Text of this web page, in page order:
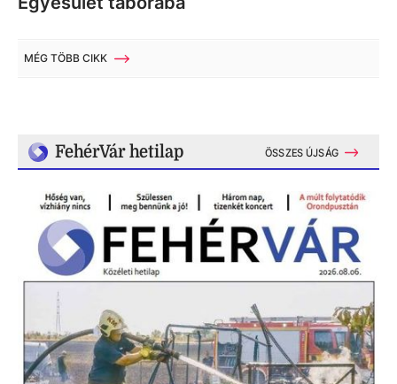
MÉG TÖBB CIKK
FehérVár hetilap ÖSSZES ÚJSÁG